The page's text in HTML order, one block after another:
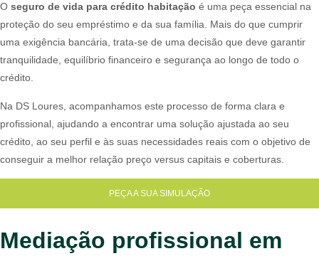
O seguro de vida para crédito habitação é uma peça essencial na
proteção do seu empréstimo e da sua família. Mais do que cumprir
uma exigência bancária, trata-se de uma decisão que deve garantir
tranquilidade, equilíbrio financeiro e segurança ao longo de todo o
crédito.
Na DS Loures, acompanhamos este processo de forma clara e
profissional, ajudando a encontrar uma solução ajustada ao seu
crédito, ao seu perfil e às suas necessidades reais com o objetivo de
conseguir a melhor relação preço versus capitais e coberturas.
PEÇA A SUA SIMULAÇÃO
Mediação profissional em